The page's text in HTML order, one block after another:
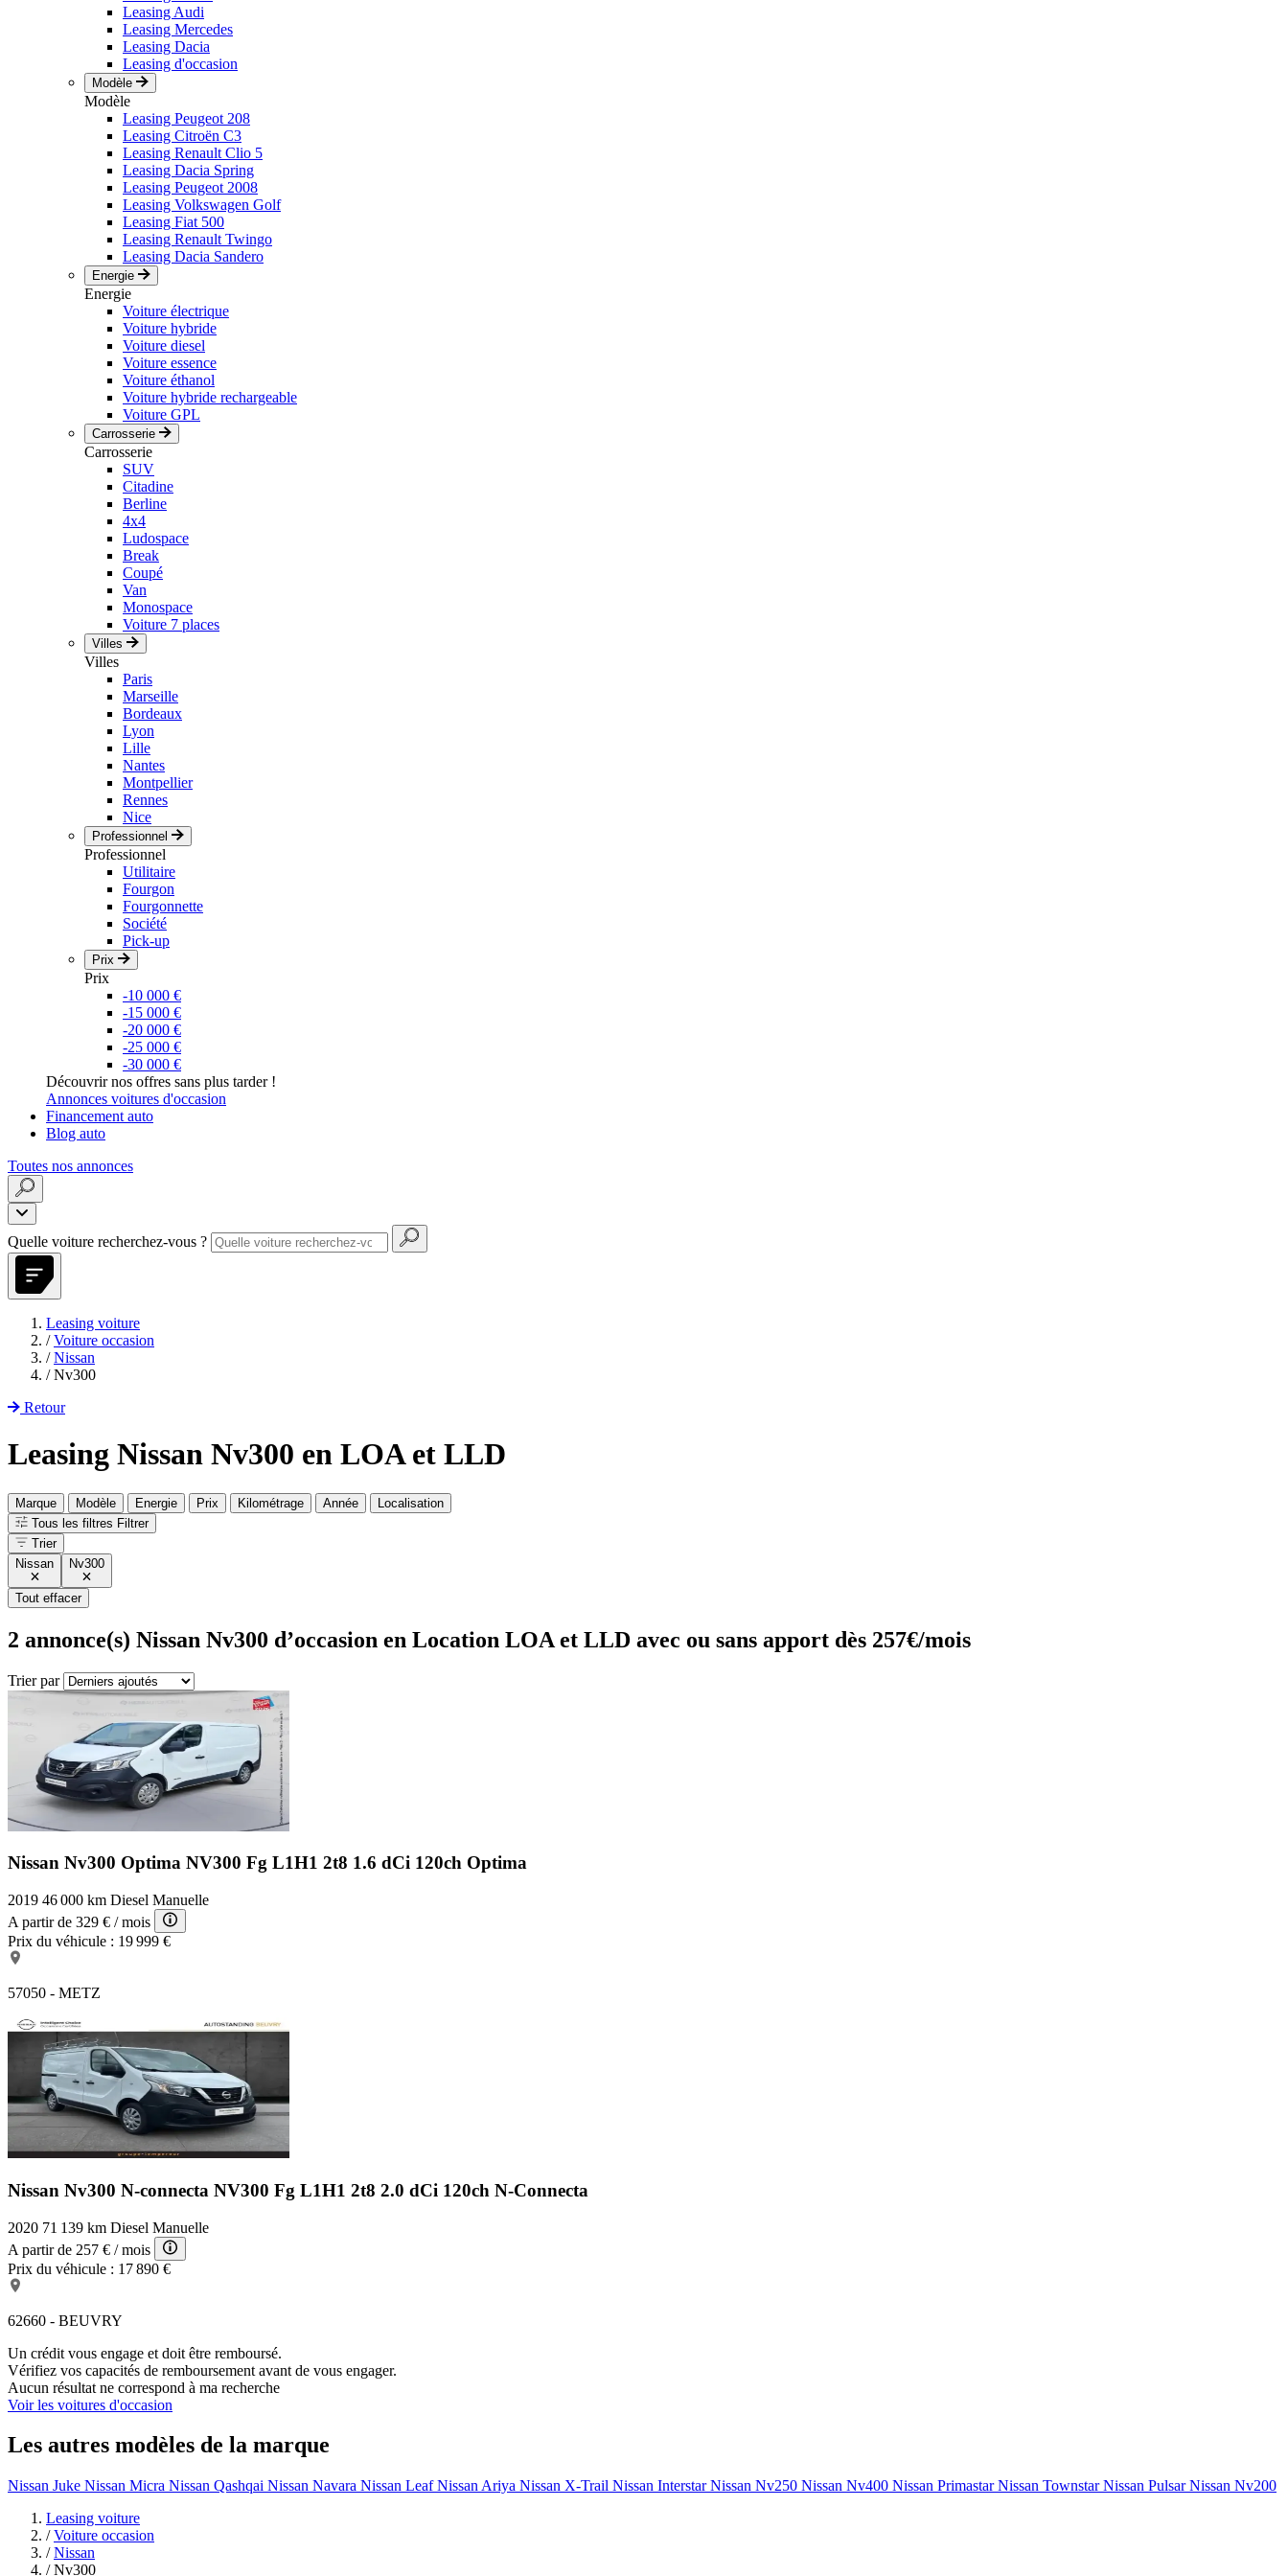
Leasing Audi
Leasing Mercedes
Leasing Dacia
Leasing d'occasion
Modèle
Modèle
Leasing Peugeot 208
Leasing Citroën C3
Leasing Renault Clio 5
Leasing Dacia Spring
Leasing Peugeot 2008
Leasing Volkswagen Golf
Leasing Fiat 500
Leasing Renault Twingo
Leasing Dacia Sandero
Energie
Energie
Voiture électrique
Voiture hybride
Voiture diesel
Voiture essence
Voiture éthanol
Voiture hybride rechargeable
Voiture GPL
Carrosserie
Carrosserie
SUV
Citadine
Berline
4x4
Ludospace
Break
Coupé
Van
Monospace
Voiture 7 places
Villes
Villes
Paris
Marseille
Bordeaux
Lyon
Lille
Nantes
Montpellier
Rennes
Nice
Professionnel
Professionnel
Utilitaire
Fourgon
Fourgonnette
Société
Pick-up
Prix
Prix
-10 000 €
-15 000 €
-20 000 €
-25 000 €
-30 000 €
Découvrir nos offres sans plus tarder !
Annonces voitures d'occasion
Financement auto
Blog auto
Toutes nos annonces
Quelle voiture recherchez-vous ?
Leasing voiture
/ Voiture occasion
/ Nissan
/ Nv300
Retour
Leasing Nissan Nv300 en LOA et LLD
Marque Modèle Energie Prix Kilométrage Année
Localisation
Tous les filtres Filtrer
Trier
Nissan
Nv300
Tout effacer
2 annonce(s) Nissan Nv300 d’occasion en Location LOA et LLD avec ou sans apport dès 257€/mois
Trier par
Nissan Nv300 Optima NV300 Fg L1H1 2t8 1.6 dCi 120ch Optima
2019 46 000 km Diesel Manuelle
A partir de 329 € / mois
Prix du véhicule : 19 999 €
57050 - METZ
Nissan Nv300 N-connecta NV300 Fg L1H1 2t8 2.0 dCi 120ch N-Connecta
2020 71 139 km Diesel Manuelle
A partir de 257 € / mois
Prix du véhicule : 17 890 €
62660 - BEUVRY
Un crédit vous engage et doit être remboursé.
Vérifiez vos capacités de remboursement avant de vous engager.
Aucun résultat ne correspond à ma recherche
Voir les voitures d'occasion
Les autres modèles de la marque
Nissan Juke Nissan Micra Nissan Qashqai Nissan Navara Nissan Leaf Nissan Ariya Nissan X-Trail Nissan Interstar Nissan Nv250 Nissan Nv400 Nissan Primastar Nissan Townstar Nissan Pulsar Nissan Nv200
Leasing voiture
/ Voiture occasion
/ Nissan
/ Nv300